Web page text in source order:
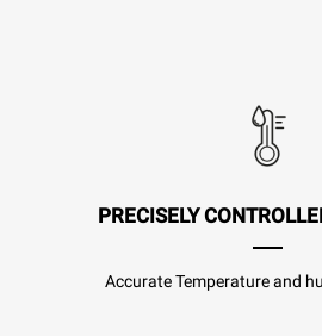
PRECISELY
Accurate Temperature and